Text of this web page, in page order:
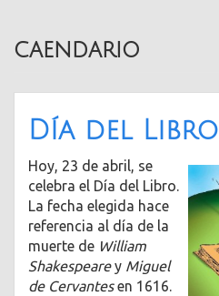
caendario
Día del Libro
Hoy, 23 de abril, se
celebra el Día del Libro.
La fecha elegida hace
referencia al día de la
muerte de William
Shakespearey Miguel
de Cervantesen 1616.